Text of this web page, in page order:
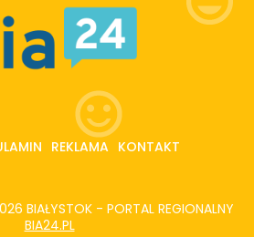
REKLAMA KONTAKT
BIAŁYSTOK - PORTAL REGIONALNY
BIA24.PL